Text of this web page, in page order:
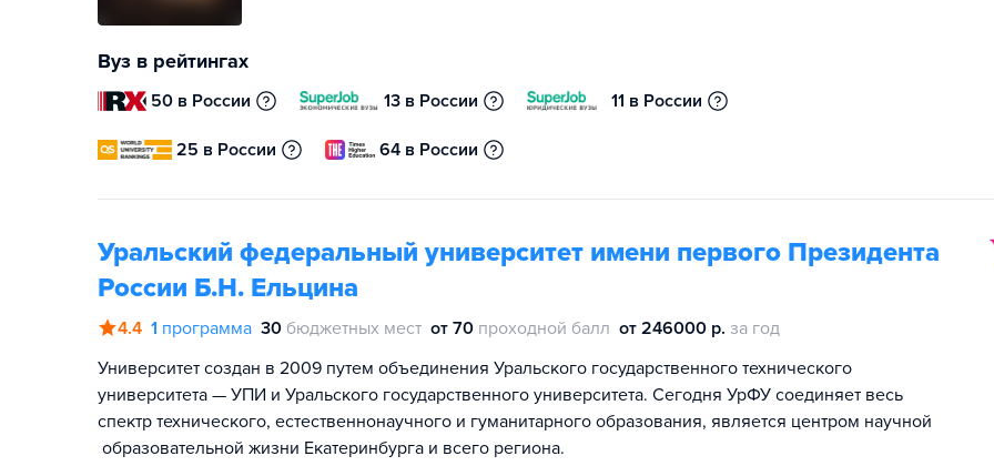
Вуз в рейтингах
50 в России 13 в России 11 в России
25 в России 64 в России
Уральский федеральный университет имени первого Президента
России Б.Н. Ельцина
4.4 1 программа 30 бюджетных мест от 70 проходной балл от 246000 р. за год
Университет создан в 2009 путем объединения Уральского государственного технического
университета — УПИ и Уральского государственного университета. Сегодня УрФУ соединяет весь
спектр технического, естественнонаучного и гуманитарного образования, является центром научной
образовательной жизни Екатеринбурга и всего региона.